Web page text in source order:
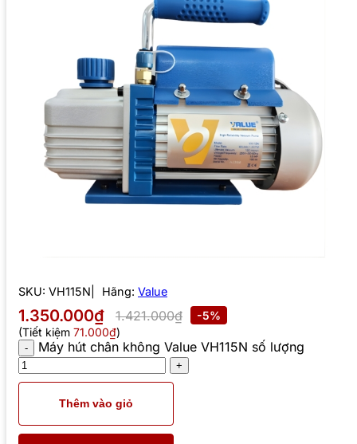
SKU: VH115N Hãng: Value
1.350.000₫ 1.421.000₫
-5%
(Tiết kiệm 71.000₫)
Máy hút chân không Value VH115N số lượng
Thêm vào giỏ